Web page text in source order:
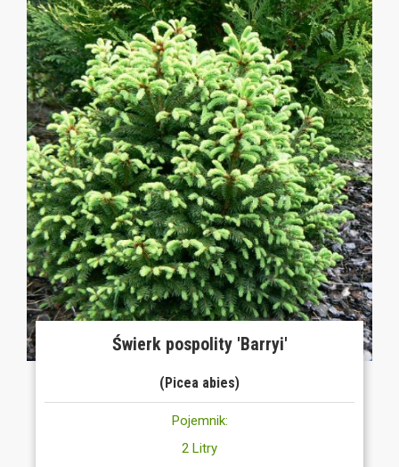
Świerk pospolity 'Barryi'
(Picea abies)
Pojemnik:
2 Litry